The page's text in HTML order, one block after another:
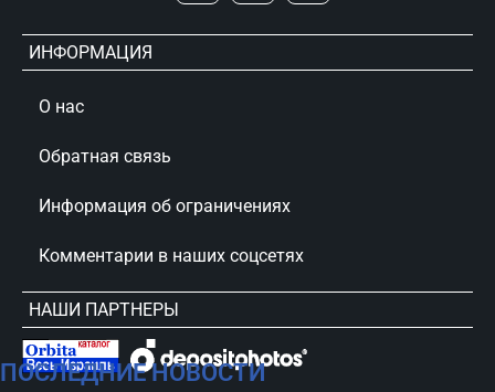
ПОСЛЕДНИЕ НОВОСТИ
ИНФОРМАЦИЯ
О нас
Обратная связь
Информация об ограничениях
Комментарии в наших соцсетях
НАШИ ПАРТНЕРЫ